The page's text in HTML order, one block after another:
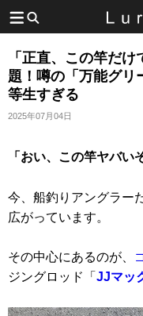
「正直、この竿だ
題！噂の「万能グリ
等生すぎる
2025年07月04日
「おい、この竿ヤバい
今、船釣りアングラー
広がっています。
その中心にあるのが、
ジングロッド「 JJマッ